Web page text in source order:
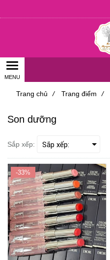
Trang chủ / Trang điểm /
Son dưỡng
Sắp xếp:
-33%